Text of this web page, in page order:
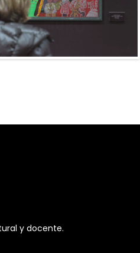
y docente.